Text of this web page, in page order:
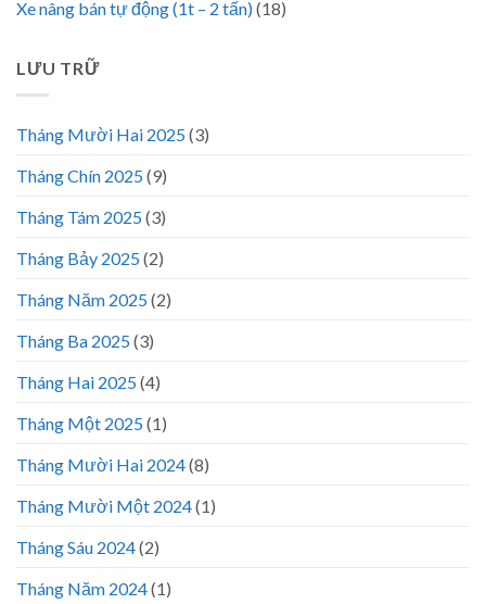
Xe nâng bán tự động (1t – 2 tấn)(18)
LƯU TRỮ
Tháng Mười Hai 2025(3)
Tháng Chín 2025(9)
Tháng Tám 2025(3)
Tháng Bảy 2025(2)
Tháng Năm 2025(2)
Tháng Ba 2025(3)
Tháng Hai 2025(4)
Tháng Một 2025(1)
Tháng Mười Hai 2024(8)
Tháng Mười Một 2024(1)
Tháng Sáu 2024(2)
Tháng Năm 2024(1)